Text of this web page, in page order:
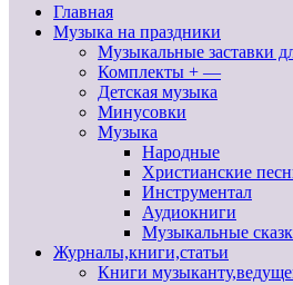
Главная
Музыка на праздники
Музыкальные заставки
Комплекты + —
Детская музыка
Минусовки
Музыка
Народные
Христианские
Инструментал
Аудиокниги
Музыкальные
Журналы,книги,статьи
Книги